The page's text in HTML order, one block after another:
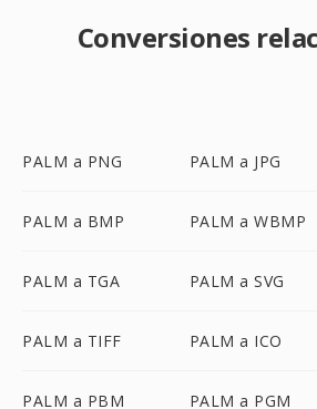
Conversiones
PALM a PNG PALM a JPG
PALM a BMP PALM a WBMP
PALM a TGA PALM a SVG
PALM a TIFF PALM a ICO
PALM a PBM PALM a PGM